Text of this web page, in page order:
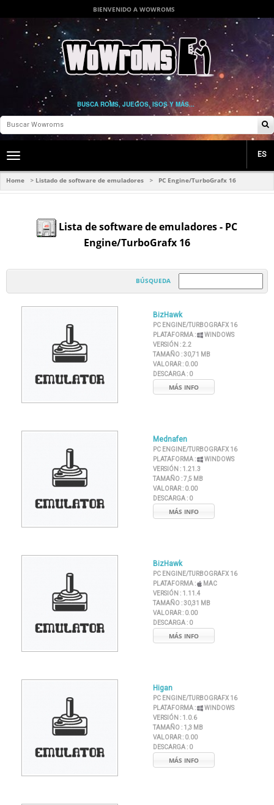
BIENVENIDO A WOWROMS
BUSCA ROMS, JUEGOS, ISOS Y MÁS...
Toggle
navigation
ES
Home > Listado de software de emuladores > PC Engine/TurboGrafx 16
Lista de software de emuladores - PC
Engine/TurboGrafx 16
BÚSQUEDA
BizHawk
PC ENGINE/TURBOGRAFX 16
PLATAFORMA :
WINDOWS
VERSIÓN :2.2
TAMAÑO :30,71 MB
VALORAR : 0.00
DESCARGA : 0
MÁS INFO
Mednafen
PC ENGINE/TURBOGRAFX 16
PLATAFORMA :
WINDOWS
VERSIÓN : 1.21.3
TAMAÑO :7,5 MB
VALORAR : 0.00
DESCARGA : 0
MÁS INFO
BizHawk
PC ENGINE/TURBOGRAFX 16
PLATAFORMA :
MAC
VERSIÓN : 1.11.4
TAMAÑO :30,31 MB
VALORAR : 0.00
DESCARGA : 0
MÁS INFO
Higan
PC ENGINE/TURBOGRAFX 16
PLATAFORMA :
WINDOWS
VERSIÓN : 1.0.6
TAMAÑO : 1,3 MB
VALORAR : 0.00
DESCARGA : 0
MÁS INFO